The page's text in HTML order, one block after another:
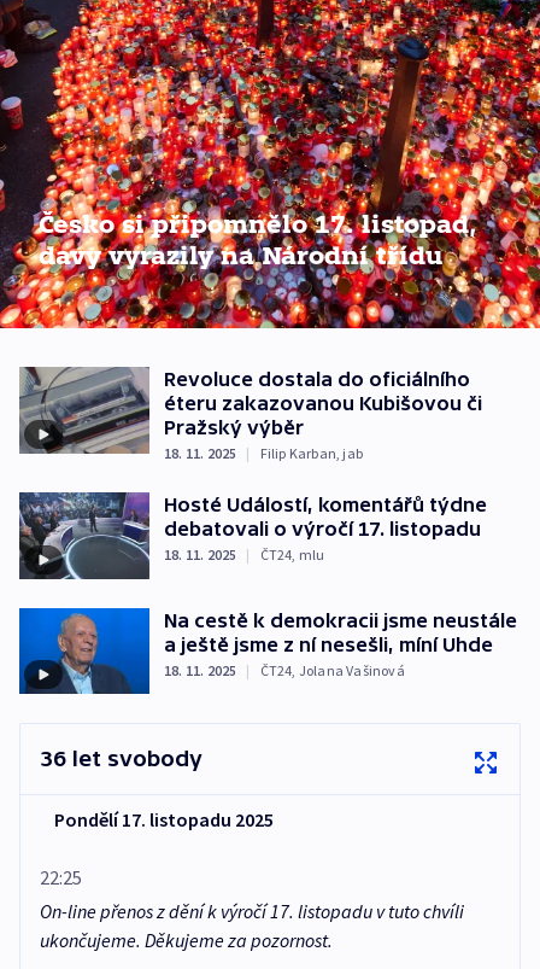
Česko si připomnělo 17. listopad,
davy vyrazily na Národní třídu
Revoluce dostala do oficiálního
éteru zakazovanou Kubišovou či
Pražský výběr
18. 11. 2025 | Filip Karban, jab
Hosté Událostí, komentářů týdne
debatovali o výročí 17. listopadu
18. 11. 2025 | ČT24, mlu
Na cestě k demokracii jsme neustále
a ještě jsme z ní nesešli, míní Uhde
18. 11. 2025 | ČT24 Jolana Vašinová
36 let svobody
Pondělí 17. listopadu 2025
22:25
On-line přenos z dění k výročí 17. listopadu v tuto chvíli
ukončujeme. Děkujeme za pozornost.